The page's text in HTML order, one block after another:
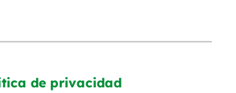
de privacidad